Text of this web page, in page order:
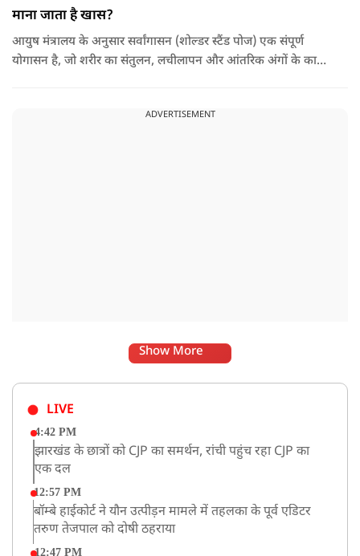
माना जाता है खास?
आयुष मंत्रालय के अनुसार सर्वांगासन (शोल्डर स्टैंड पोज) एक संपूर्ण
योगासन है, जो शरीर का संतुलन, लचीलापन और आंतरिक अंगों के कार्य
ADVERTISEMENT
Show More
LIVE
4:42 PM
झारखंड के छात्रों को CJP का समर्थन, रांची पहुंच रहा CJP का
एक दल
12:57 PM
बॉम्बे हाईकोर्ट ने यौन उत्पीड़न मामले में तहलका के पूर्व एडिटर
तरुण तेजपाल को दोषी ठहराया
12:47 PM